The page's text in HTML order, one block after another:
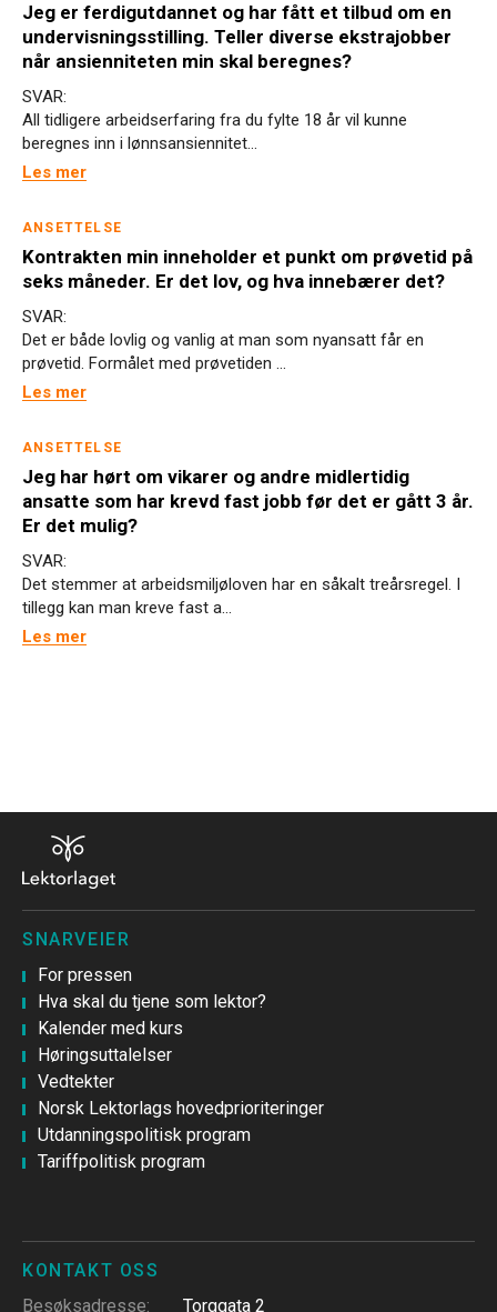
Jeg er ferdigutdannet og har fått et tilbud om en
undervisningsstilling. Teller diverse ekstrajobber
når ansienniteten min skal beregnes?
SVAR:
All tidligere arbeidserfaring fra du fylte 18 år vil kunne
beregnes inn i lønnsansiennitet...
Les mer
ANSETTELSE
Kontrakten min inneholder et punkt om prøvetid på
seks måneder. Er det lov, og hva innebærer det?
SVAR:
Det er både lovlig og vanlig at man som nyansatt får en
prøvetid. Formålet med prøvetiden ...
Les mer
ANSETTELSE
Jeg har hørt om vikarer og andre midlertidig
ansatte som har krevd fast jobb før det er gått 3 år.
Er det mulig?
SVAR:
Det stemmer at arbeidsmiljøloven har en såkalt treårsregel. I
tillegg kan man kreve fast a...
Les mer
SNARVEIER
For pressen
Hva skal du tjene som lektor?
Kalender med kurs
Høringsuttalelser
Vedtekter
Norsk Lektorlags hovedprioriteringer
Utdanningspolitisk program
Tariffpolitisk program
KONTAKT OSS
Besøksadresse: Torggata 2